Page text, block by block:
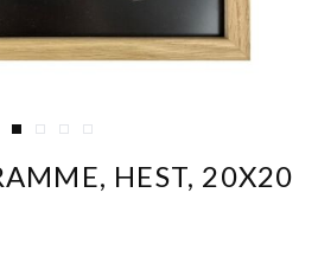
View larger image
View larger image
View larger image
View larger image
HEST, 20X20